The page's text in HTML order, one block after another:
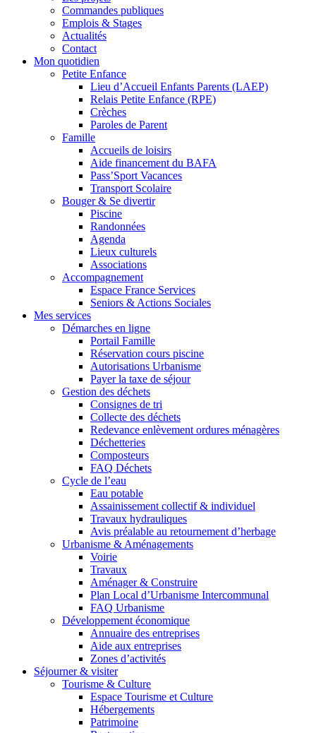
Commandes publiques
Emplois & Stages
Actualités
Contact
Mon quotidien
Petite Enfance
Lieu d’Accueil Enfants Parents (LAEP)
Relais Petite Enfance (RPE)
Crèches
Paroles de Parent
Famille
Accueils de loisirs
Aide financement du BAFA
Pass’Sport Vacances
Transport Scolaire
Bouger & Se divertir
Piscine
Randonnées
Agenda
Lieux culturels
Associations
Accompagnement
Espace France Services
Seniors & Actions Sociales
Mes services
Démarches en ligne
Portail Famille
Réservation cours piscine
Autorisations Urbanisme
Payer la taxe de séjour
Gestion des déchets
Consignes de tri
Collecte des déchets
Redevance enlèvement ordures ménagères
Déchetteries
Composteurs
FAQ Déchets
Cycle de l’eau
Eau potable
Assainissement collectif & individuel
Travaux hydrauliques
Avis préalable au retournement d’herbage
Urbanisme & Aménagements
Voirie
Travaux
Aménager & Construire
Plan Local d’Urbanisme Intercommunal
FAQ Urbanisme
Développement économique
Annuaire des entreprises
Aide aux entreprises
Zones d’activités
Séjourner & visiter
Tourisme & Culture
Espace Tourisme et Culture
Hébergements
Patrimoine